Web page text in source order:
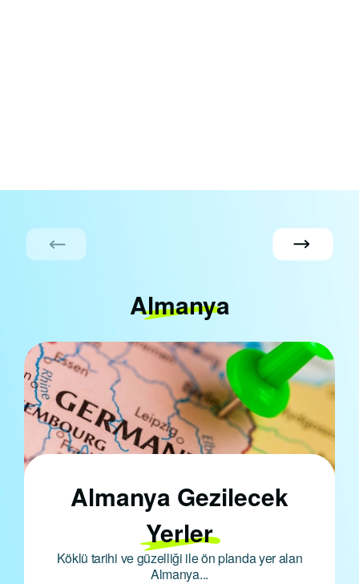
Almanya
Almanya Gezilecek
Yerler
Köklü tarihi ve güzelliği ile ön planda yer alan
Almanya...